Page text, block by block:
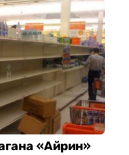
«Айрин»